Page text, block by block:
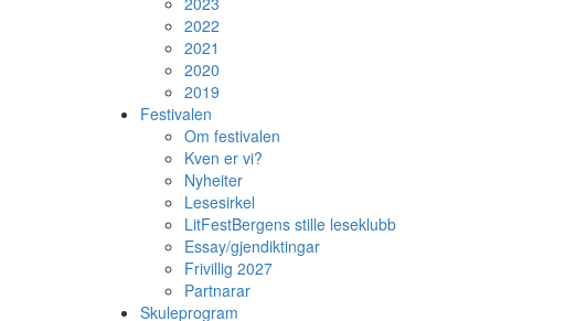
2022
2021
2020
2019
Festivalen
Om festivalen
Kven er vi?
Nyheiter
Lesesirkel
LitFestBergens stille leseklubb
Essay/gjendiktingar
Frivillig 2027
Partnarar
Skuleprogram